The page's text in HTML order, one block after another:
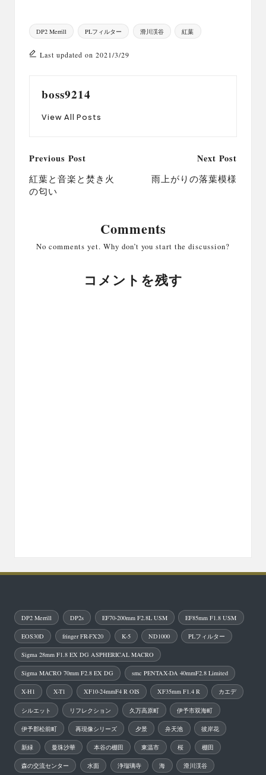
Tags:
DP2 Merrill PLフィルター 滑川渓谷 紅葉
Last updated on 2021/3/29
boss9214
View All Posts
Post
navigation
Previous Post
紅葉と音楽と焚き火
の匂い
Next Post
雨上がりの落葉模様
Comments
No comments yet. Why don’t you start the discussion?
コメントを残す
DP2 Merrill DP2s EF70-200mm F2.8L USM EF85mm F1.8 USM
EOS30D fringer FR-FX20 K-5 ND1000 PLフィルター
Sigma 28mm F1.8 EX DG ASPHERICAL MACRO
Sigma MACRO 70mm F2.8 EX DG smc PENTAX-DA 40mmF2.8 Limited
X-H1 X-T1 XF10-24mmF4 R OIS XF35mm F1.4 R カエデ
シルエット リフレクション 久万高原町 伊予市双海町
伊予郡松前町 再現像シリーズ 夕景 弁天池 彼岸花
新緑 曼珠沙華 本谷の棚田 東温市 桜 棚田
森の交流センター 水面 浄瑠璃寺 海 滑川渓谷